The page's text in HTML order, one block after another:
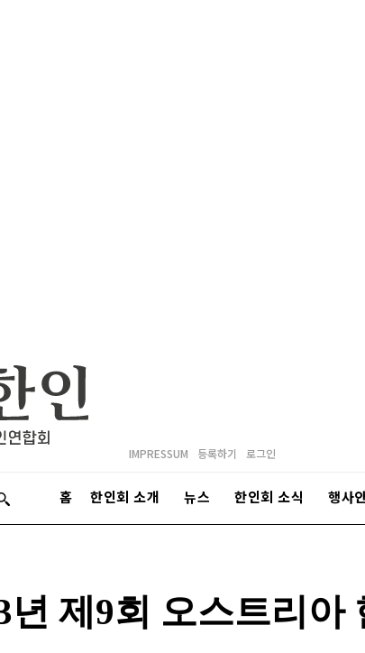
IMPRESSUM 등록하기 로그인
홈 한인회 소개 뉴스 한인회 소식 행사
제9회 오스트리아